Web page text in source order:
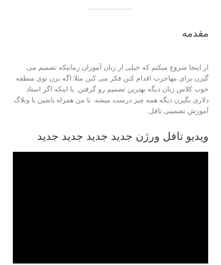
مقدمه
از اینجا شروع میکنم که خیلی از زبان آموزان زمانیکه تصمیم می
گیرن برای مهاجرت اقدام کنن فکر می کنن مثلا اگه برن توی منطقه
خوب کلاس زبان دیگه بهترین تصمیم رو گرفتن. یا اینکه اگر استاد
دلاری بگیرن دیگه همه چیز درست میشه. با من همراه باشین با وبلاگ
آموزش تضمینی تافل.
ویدیو تافل ورژن جدید جدید جدید جدید